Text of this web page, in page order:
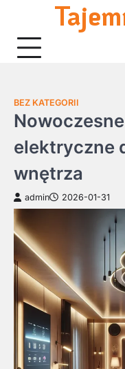
content
BEZ KATEGORII
elektryczne
wnętrza
admin 2026-01-31